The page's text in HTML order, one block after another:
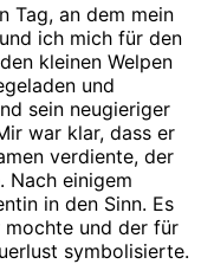
Tag, an dem mein
ich mich für den
kleinen Welpen
und
sein neugieriger
war klar, dass er
verdiente, der
Nach einigem
in den Sinn. Es
mochte und der für
symbolisierte.